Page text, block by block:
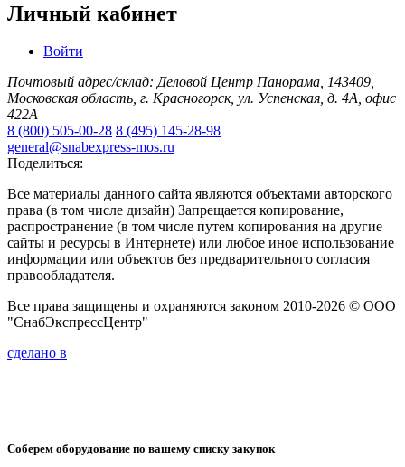
Личный кабинет
Войти
Почтовый адрес/склад: Деловой Центр Панорама, 143409,
Московская область, г. Красногорск, ул. Успенская, д. 4А, офис
422А
8 (800) 505-00-28 8 (495) 145-28-98
general@snabexpress-mos.ru
Поделиться:
Все материалы данного сайта являются объектами авторского
права (в том числе дизайн) Запрещается копирование,
распространение (в том числе путем копирования на другие
сайты и ресурсы в Интернете) или любое иное использование
информации или объектов без предварительного согласия
правообладателя.
Все права защищены и охраняются законом 2010-2026 © ООО
"СнабЭкспрессЦентр"
сделано в
Соберем оборудование по вашему списку закупок